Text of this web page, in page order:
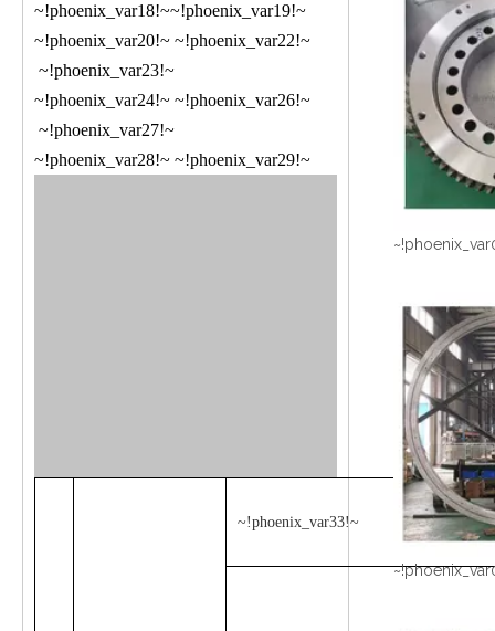
~!phoenix_var18!~~!phoenix_var19!~
~!phoenix_var20!~ ~!phoenix_var22!~
~!phoenix_var23!~
~!phoenix_var24!~ ~!phoenix_var26!~
~!phoenix_var27!~
~!phoenix_var28!~ ~!phoenix_var29!~
~!phoenix_var33!~